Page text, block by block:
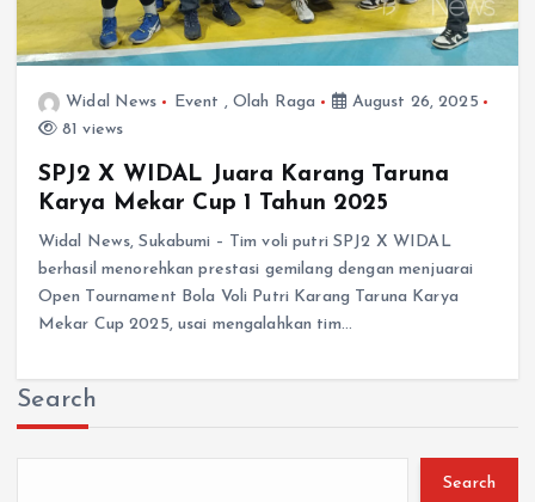
Widal News Event , Olah Raga
August 26, 2025
81 views
SPJ2 X WIDAL Juara Karang Taruna
Karya Mekar Cup 1 Tahun 2025
Widal News, Sukabumi – Tim voli putri SPJ2 X WIDAL
berhasil menorehkan prestasi gemilang dengan menjuarai
Open Tournament Bola Voli Putri Karang Taruna Karya
Mekar Cup 2025, usai mengalahkan tim…
Search
Search